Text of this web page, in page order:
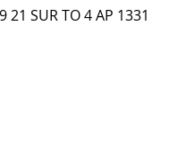
21 SUR TO 4 AP 1331